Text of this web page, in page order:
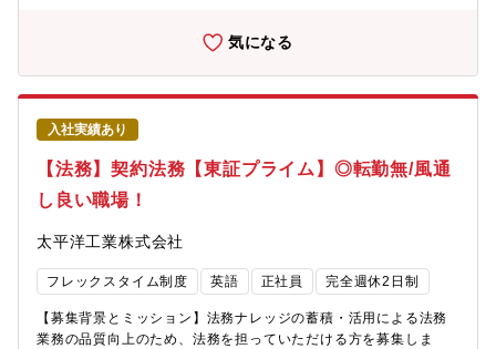
する役割】現行システムでは管理しきれていない調達品データベ
ースを構築しEDIデータからMRP作成ができるシステムの企画・
選定・運用を検討いただきます。
気になる
入社実績あり
【法務】契約法務【東証プライム】◎転勤無/風通
し良い職場！
太平洋工業株式会社
フレックスタイム制度 英語 正社員 完全週休2日制
【募集背景とミッション】法務ナレッジの蓄積・活用による法務
業務の品質向上のため、法務を担っていただける方を募集しま